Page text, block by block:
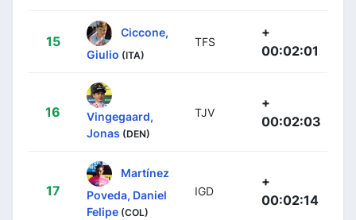
15
Ciccone,
Giulio (ITA)
TFS
+
00:02:01
16
Vingegaard,
Jonas (DEN)
TJV
+
00:02:03
17
Martínez
Poveda, Daniel
Felipe (COL)
IGD
+
00:02:14